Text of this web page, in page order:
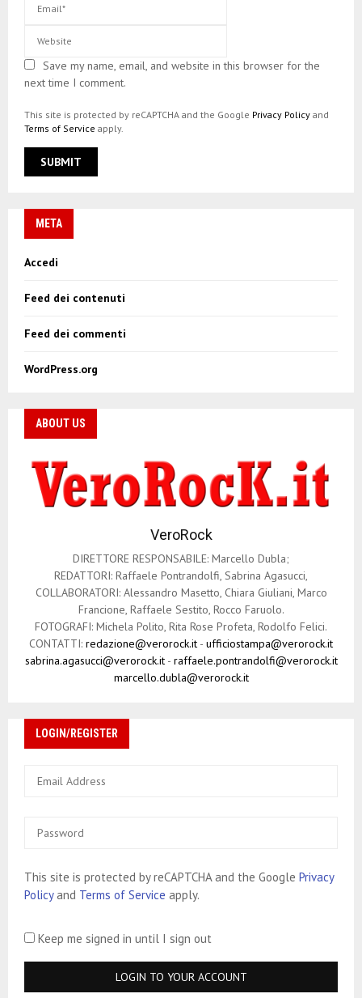
Save my name, email, and website in this browser for the
next time I comment.
This site is protected by reCAPTCHA and the Google Privacy Policy and
Terms of Service apply.
META
Accedi
Feed dei contenuti
Feed dei commenti
WordPress.org
ABOUT US
VeroRock
DIRETTORE RESPONSABILE: Marcello Dubla;
REDATTORI: Raffaele Pontrandolfi, Sabrina Agasucci,
COLLABORATORI: Alessandro Masetto, Chiara Giuliani, Marco
Francione, Raffaele Sestito, Rocco Faruolo.
FOTOGRAFI: Michela Polito, Rita Rose Profeta, Rodolfo Felici.
CONTATTI: redazione@verorock.it - ufficiostampa@verorock.it
sabrina.agasucci@verorock.it- raffaele.pontrandolfi@verorock.it
marcello.dubla@verorock.it
LOGIN/REGISTER
This site is protected by reCAPTCHA and the Google Privacy
Policyand Terms of Service apply.
Keep me signed in until I sign out